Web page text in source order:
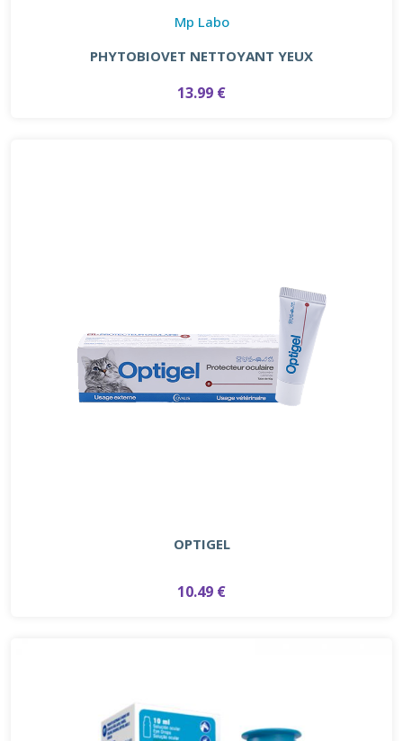
Mp Labo
PHYTOBIOVET NETTOYANT YEUX
13.99 €
OPTIGEL
10.49 €